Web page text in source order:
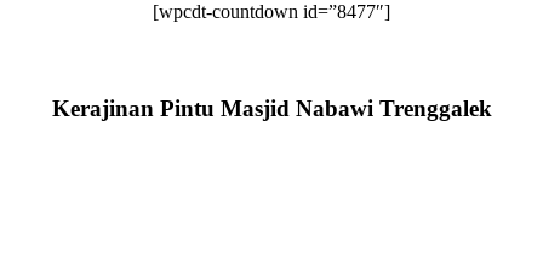
[wpcdt-countdown id=”8477″]
Kerajinan Pintu Masjid Nabawi Trenggalek